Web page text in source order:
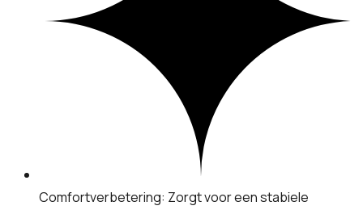
Comfortverbetering: Zorgt voor een stabiele